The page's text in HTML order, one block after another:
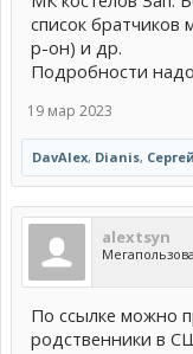
список братчиков
р-он) и др.
Подробности
19 мар 2023
DavAlex, Dianis,
alextsyn
По ссылке можно
родственники в